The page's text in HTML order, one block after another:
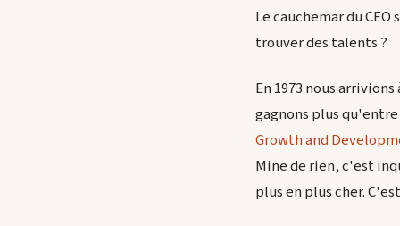
Le cauchemar du
trouver des talents ?
En 1973 nous
gagnons plus
Growth and
Mine de rien, c'est
plus en plus cher.